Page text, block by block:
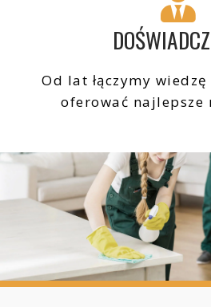
Od lat łączymy
oferować najlepsze